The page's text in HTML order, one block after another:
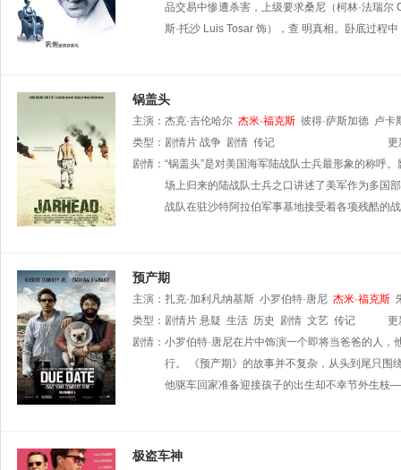
品交易中惨遭杀害，上级要求桑尼（柯林·法瑞
斯·托沙 Luis Tosar 饰），查 明真相。卧底过程
锅盖头
主演： 杰克·吉伦哈尔 杰米·福克斯 彼得·萨斯加德 卢卡
类型： 剧情片 战争 剧情 传记
更
剧情： “锅盖头”是对美国海军陆战队士兵最形象的称呼
场上归来的陆战队士兵之口讲述了美军作为多国
战队在驻沙特阿拉伯军事基地接受着各项残酷的
预产期
主演： 扎克·加利凡纳基斯 小罗伯特·唐尼 杰米·福克斯
类型： 剧情片 悬疑 生活 历史 剧情 文艺 传记
更
剧情： 小罗伯特·唐尼在片中饰演一个即将当爸爸的人
行。 《预产期》的故事并不复杂，从头到尾只围
他驱车回家准备迎接孩子的出生却不幸节外生
极盗车神